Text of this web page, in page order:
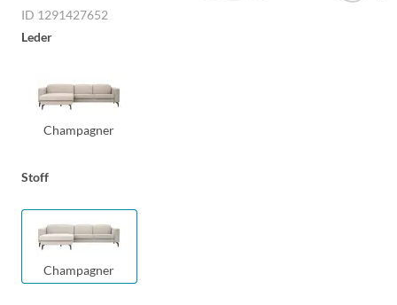
ID 1291427652
Leder
Champagner
Stoff
Champagner